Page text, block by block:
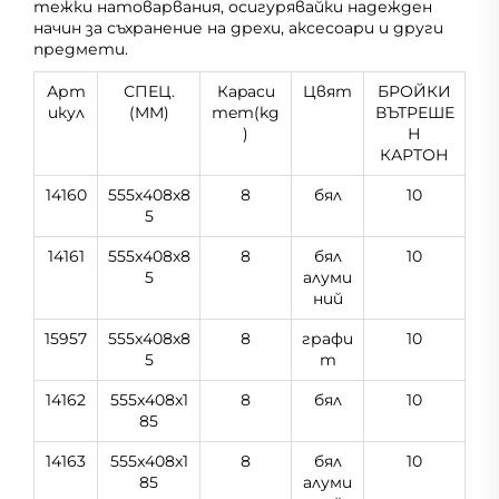
тежки натоварвания, осигурявайки надежден
начин за съхранение на дрехи, аксесоари и други
предмети.
Арт
икул
СПЕЦ.
(MM)
Кapacи
тeт(kg
)
Цвят
БРОЙКИ
ВЪТРЕШЕ
Н
КАРТОН
14160
555x408x8
5
8 бял 10
14161
555x408x8
5
8
бял
алуми
ний
10
15957
555x408x8
5
8
графи
т
10
14162
555x408x1
85
8 бял 10
14163
555x408x1
85
8
бял
алуми
10